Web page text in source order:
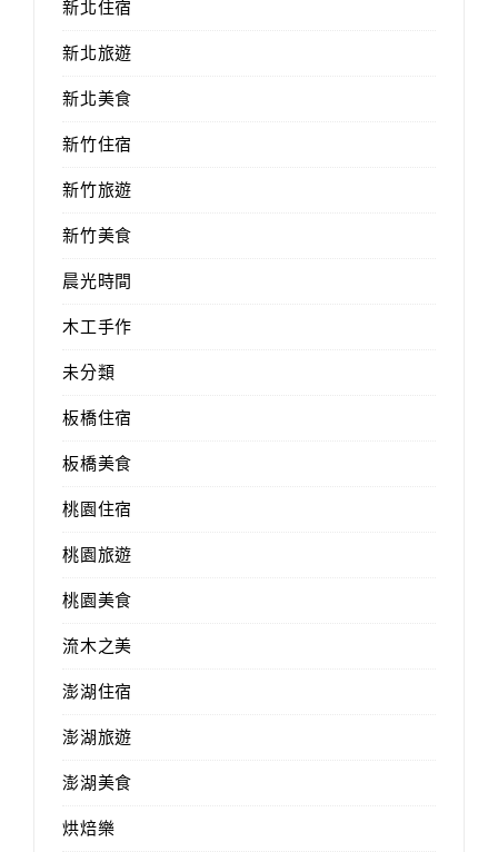
新北住宿
新北旅遊
新北美食
新竹住宿
新竹旅遊
新竹美食
晨光時間
木工手作
未分類
板橋住宿
板橋美食
桃園住宿
桃園旅遊
桃園美食
流木之美
澎湖住宿
澎湖旅遊
澎湖美食
烘焙樂